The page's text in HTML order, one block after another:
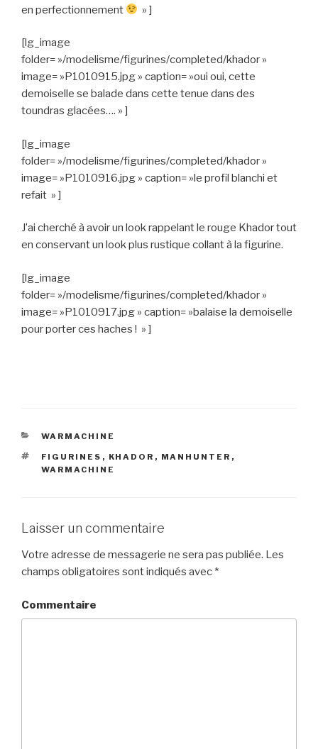
en perfectionnement
» ]
[lg_image
folder= »/modelisme/figurines/completed/khador »
image= »P1010915.jpg » caption= »oui oui, cette
demoiselle se balade dans cette tenue dans des
toundras glacées…. » ]
[lg_image
folder= »/modelisme/figurines/completed/khador »
image= »P1010916.jpg » caption= »le profil blanchi et
refait » ]
J’ai cherché à avoir un look rappelant le rouge Khador tout
en conservant un look plus rustique collant à la figurine.
[lg_image
folder= »/modelisme/figurines/completed/khador »
image= »P1010917.jpg » caption= »balaise la demoiselle
pour porter ces haches ! » ]
CATÉGORIES
WARMACHINE
ÉTIQUETTES
FIGURINES , KHADOR , MANHUNTER ,
WARMACHINE
Laisser un commentaire
Votre adresse de messagerie ne sera pas publiée. Les
champs obligatoires sont indiqués avec *
Commentaire